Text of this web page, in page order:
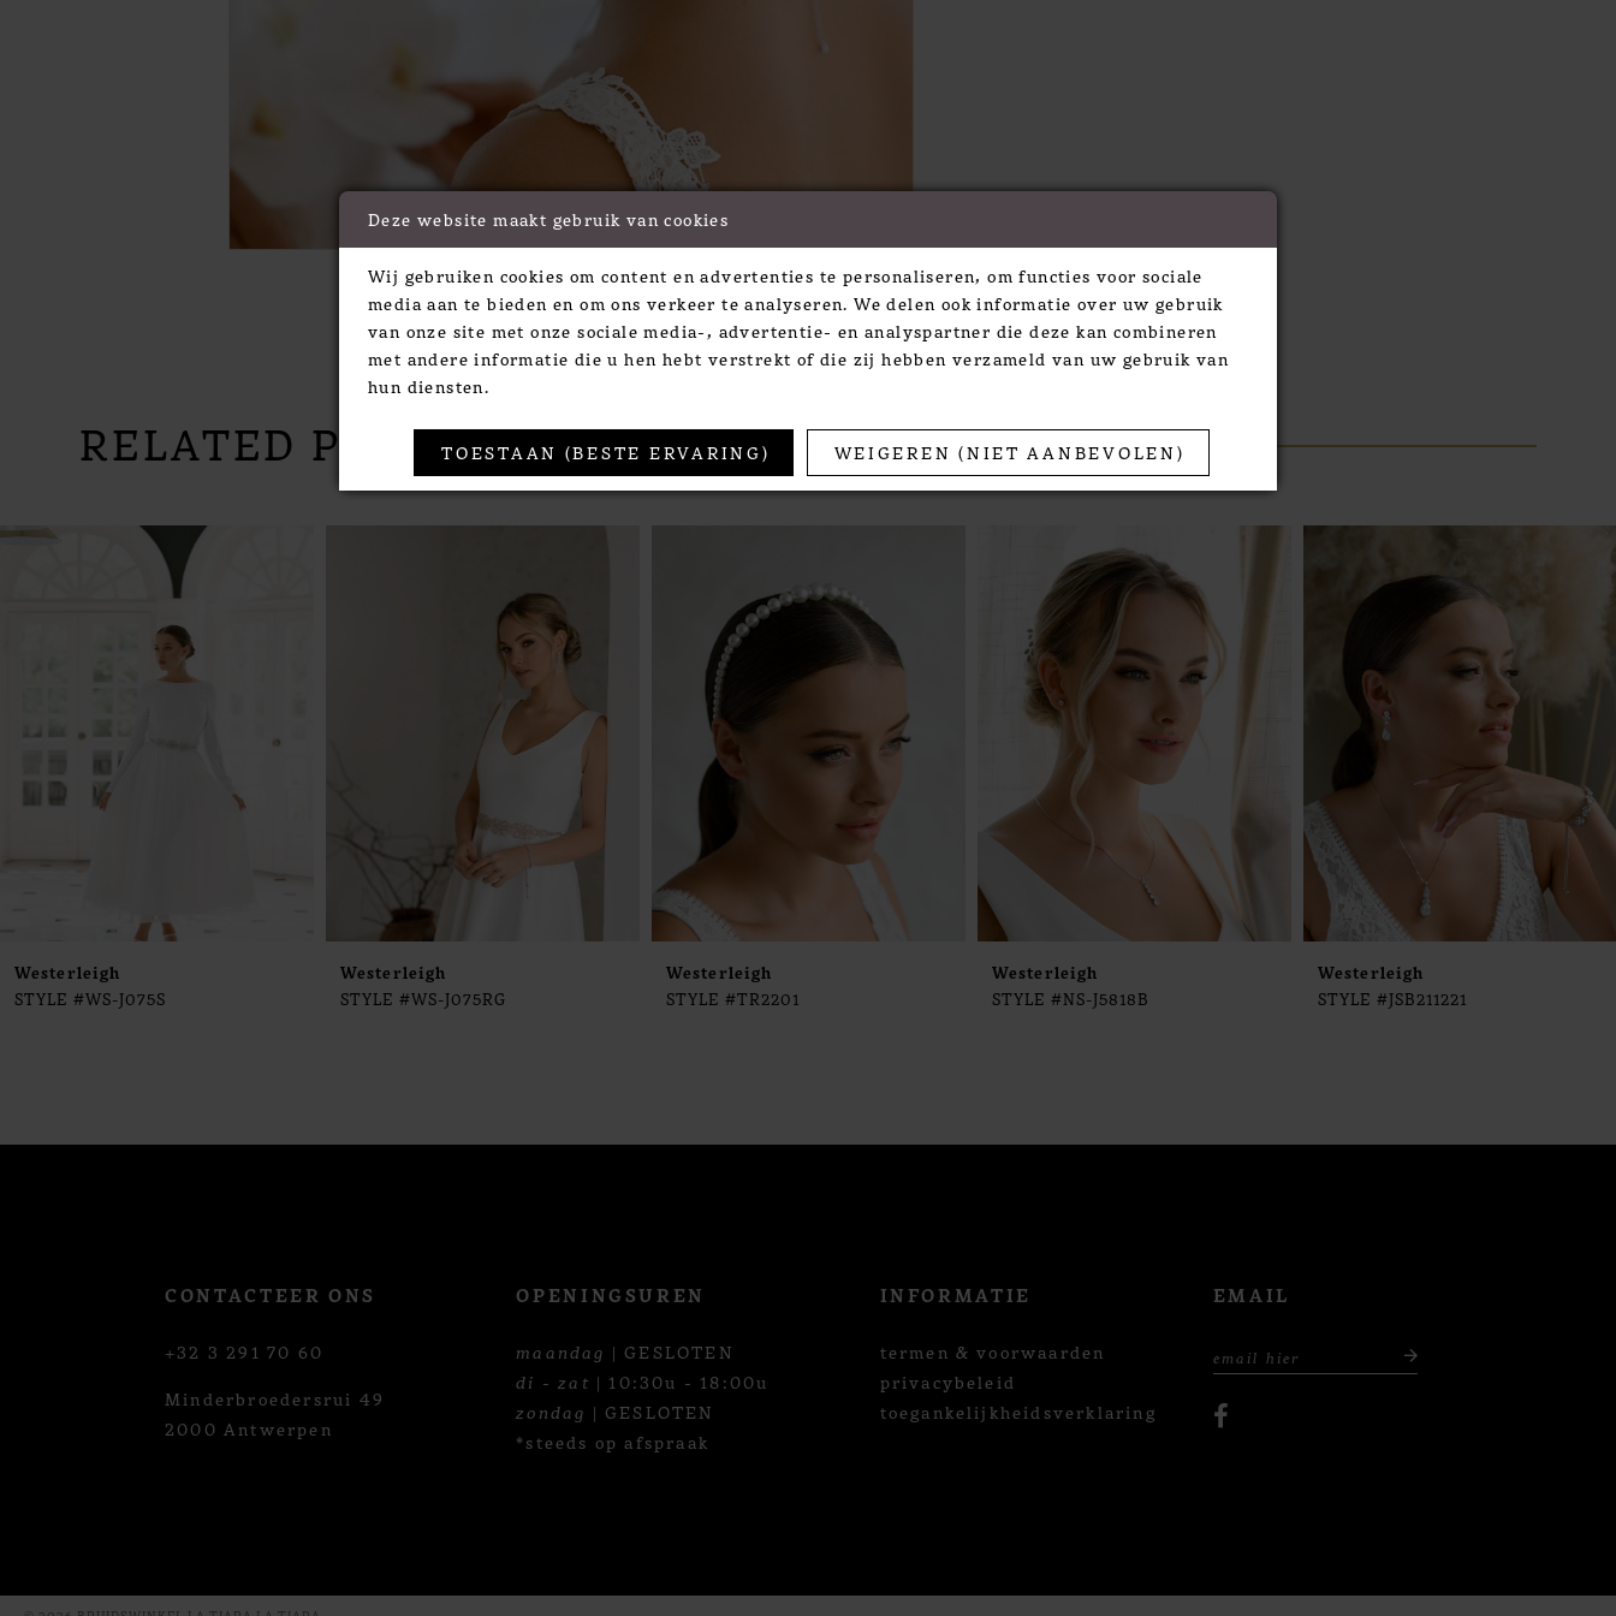
Click to zoom
Click to zoom
SHARE:
RELATED PRODUCTS
Related
Skip
AUTOPLAY
SLIDE
SLIDE
0
9
10
13
Westerleigh
STYLE #WS-J075S
Westerleigh
STYLE #WS-J075RG
Westerleigh
STYLE #TR2201
Westerleigh
STYLE #NS-J5818B
Westerleigh
STYLE #JSB211221
CONTACTEER ONS
+32 3 291 70 60
Minderbroedersrui 49
2000 Antwerpen
OPENINGSUREN
maandag | GESLOTEN
di - zat | 10:30u - 18:00u
zondag | GESLOTEN
*steeds op afspraak
INFORMATIE
termen & voorwaarden
privacybeleid
toegankelijkheidsverklaring
EMAIL
Deze website maakt gebruik van cookies
Wij gebruiken cookies om content en advertenties te personaliseren, om functies voor sociale
media aan te bieden en om ons verkeer te analyseren. We delen ook informatie over uw gebruik
van onze site met onze sociale media-, advertentie- en analyspartner die deze kan combineren
met andere informatie die u hen hebt verstrekt of die zij hebben verzameld van uw gebruik van
hun diensten.
TOESTAAN (BESTE ERVARING) WEIGEREN (NIET AANBEVOLEN)